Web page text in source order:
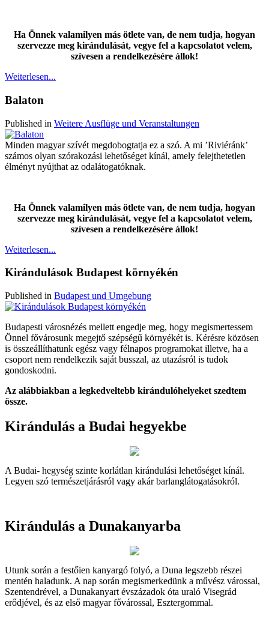
Ha Önnek valamilyen más ötlete van, de nem tudja, hogyan
szervezze meg kirándulását, vegye fel a kapcsolatot velem,
szívesen a rendelkezésére állok!
Weiterlesen...
Balaton
Published in Weitere Ausflüge und Veranstaltungen
Minden magyar szívét megdobogtatja ez a szó. A mi ’Riviéránk’
számos olyan szórakozási lehetőséget kínál, amely felejthetetlen
élményt nyújthat az odalátogatóknak.
Ha Önnek valamilyen más ötlete van, de nem tudja, hogyan
szervezze meg kirándulását, vegye fel a kapcsolatot velem,
szívesen a rendelkezésére állok!
Weiterlesen...
Kirándulások Budapest környékén
Published in Budapest und Umgebung
Budapesti városnézés mellett engedje meg, hogy megismertessem
Önnel fővárosunk megejtő szépségű környékét is. Kérésre közösen
is összeállíthatunk egész vagy félnapos programokat illetve, ha a
csoport nem rendelkezik saját busszal, az utazásról is tudok
gondoskodni.
Az alábbiakban a legkedveltebb kirándulóhelyeket szedtem
össze.
Kirándulás a Budai hegyekbe
A Budai- hegység szinte korlátlan kirándulási lehetőséget kínál.
Legyen szó természetjárásról vagy akár barlanglátogatásokról.
Kirándulás a Dunakanyarba
Utunk során a festőien kanyargó folyó, a Duna legszebb részei
mentén haladunk. A nap során megismerkedünk a művész várossal,
Szentendrével, a Dunakanyart évszázadok óta uraló Visegrád
erődjével, és az első magyar fővárossal, Esztergommal.